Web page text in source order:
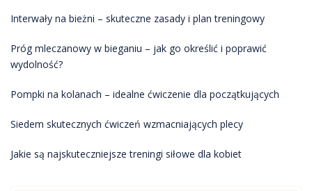
Interwały na bieżni – skuteczne zasady i plan treningowy
Próg mleczanowy w bieganiu – jak go określić i poprawić
wydolność?
Pompki na kolanach – idealne ćwiczenie dla początkujących
Siedem skutecznych ćwiczeń wzmacniających plecy
Jakie są najskuteczniejsze treningi siłowe dla kobiet